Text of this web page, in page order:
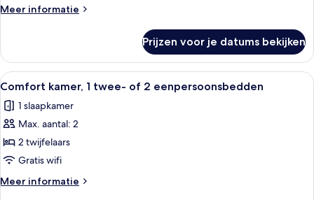
Meer informatie
Meer
tweepersoonskamer
Prijzen voor je datums bekijken
Alle
foto's
voor
Comfort
kamer,
1
twee-
of
Hotelkamer met een bed, een
1
Comfort kamer, 1 twee- of 2 eenpersoonsbedden
1 slaapkamer
Max. aantal: 2
2 twijfelaars
Gratis wifi
Meer informatie
Meer